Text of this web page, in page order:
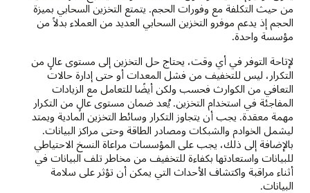
من حيث التكلفة مع وفورات الحجم. يتمتع التخزين السحابي بميزة
الحجم إذ يدعم موفرو التخزين السحابي العديد من العملاء بدلاً من
مؤسسة واحدة.
لإتاحة التوفر في أي وقت، يحتاج حل التخزين إلى مستوى عالٍ من
التكرار، ليس للتخفيف من فشل المعدات أو حتى إدارة حالات
التعافي من الكوارث فحسب ولكن أيضًا للتعامل مع الزيادات
المفاجئة في استخدام التخزين. يُعد ضمان مستوى عالٍ من التكرار
مهمة معقدة. يجب أن يتجاوز التكرار وسائط التخزين المادية ويمتد
ليشمل الخوادم والشبكات ومصادر الطاقة وحتى مراكز البيانات.
بالإضافة إلى ذلك، يجب على المؤسسات مراعاة النسخ الاحتياطي
للبيانات واستعادتها بكفاءة للتخفيف من مخاطر تلف البيانات في
أثناء مراقبة واكتشاف الأحداث التي يمكن أن تؤثر على سلامة
البيانات.